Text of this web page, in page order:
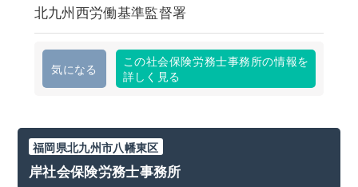
北九州西労働基準監督署
気になる
この社会保険労務士事務所の情報を
詳しく見る
福岡県北九州市八幡東区
岸社会保険労務士事務所